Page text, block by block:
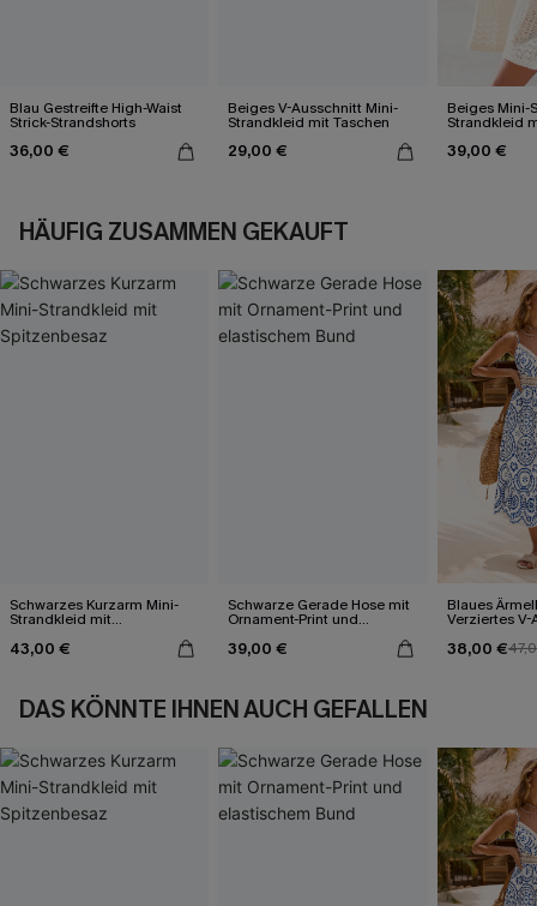
Blau Gestreifte High-Waist
Strick-Strandshorts
36,00 €
Beiges V-Ausschnitt Mini-
Strandkleid mit Taschen
29,00 €
Beiges Mini-
Strandkleid
39,00 €
HÄUFIG ZUSAMMEN GEKAUFT
Schwarzes Kurzarm Mini-
Strandkleid mit
43,00 €
Schwarze Gerade Hose mit
Ornament-Print und
39,00 €
Blaues
Verziertes
38,00 €
DAS KÖNNTE IHNEN AUCH GEFALLEN